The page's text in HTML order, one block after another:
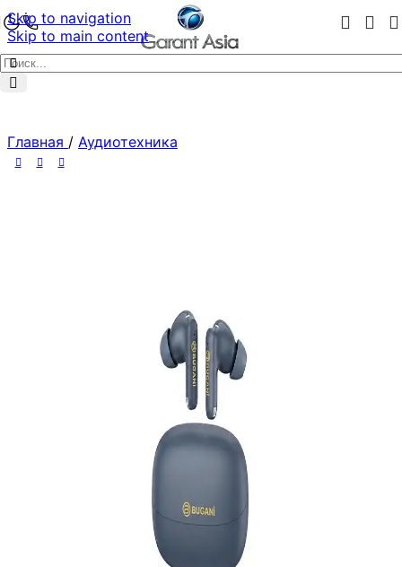
Skip to navigation
Skip to main content
Главная / Аудиотехника